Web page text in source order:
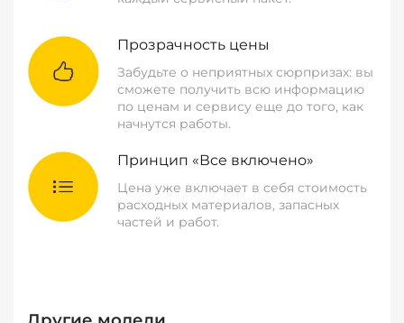
Прозрачность цены
Забудьте о неприятных сюрпризах: вы
сможете получить всю информацию
по ценам и сервису еще до того, как
начнутся работы.
Принцип «Все включено»
Цена уже включает в себя стоимость
расходных материалов, запасных
частей и работ.